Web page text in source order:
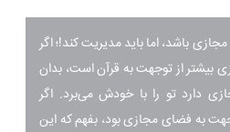
باشد، اما باید مدیریت کند!؛ اگر
از توجهت به قرآن است، بدان
دارد تو را با خودش می‌برد. اگر
به فضای مجازی بود، بفهم که این